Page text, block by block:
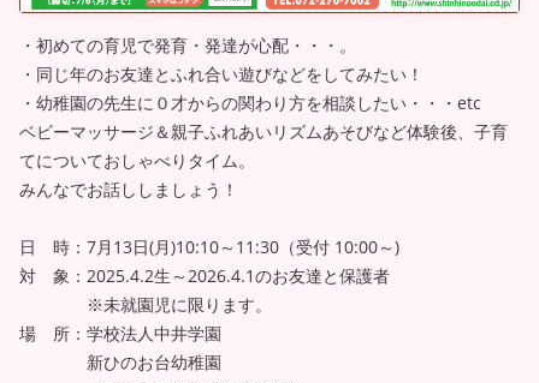
・初めての育児で発育・発達が心配・・・。
・同じ年のお友達とふれ合い遊びなどをしてみたい！
・幼稚園の先生に０才からの関わり方を相談したい・・・etc
ベビーマッサージ＆親子ふれあいリズムあそびなど体験後、子育
てについておしゃべりタイム。
みんなでお話ししましょう！
日 時：7月13日(月)10:10～11:30（受付 10:00～)
対 象：2025.4.2生～2026.4.1のお友達と保護者
※未就園児に限ります。
場 所：学校法人中井学園
新ひのお台幼稚園